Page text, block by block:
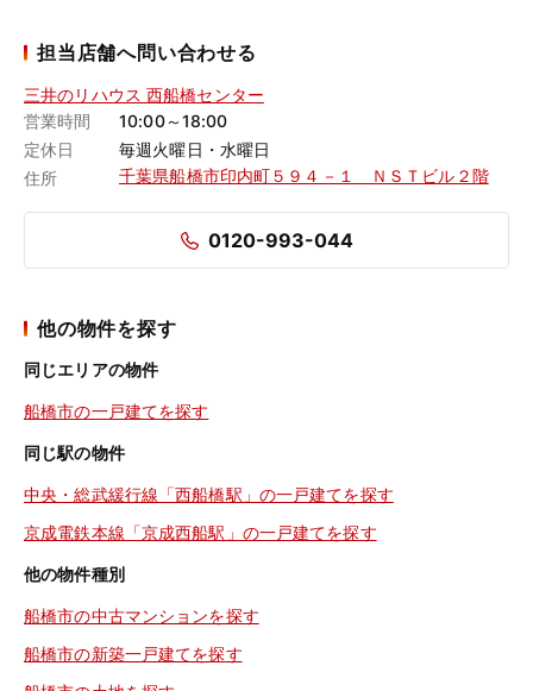
担当店舗へ問い合わせる
三井のリハウス 西船橋センター
営業時間
10:00～18:00
定休日
毎週火曜日・水曜日
住所
千葉県船橋市印内町５９４－１ ＮＳＴビル２階
0120-993-044
他の物件を探す
同じエリアの物件
船橋市の一戸建てを探す
同じ駅の物件
中央・総武緩行線「西船橋駅」の一戸建てを探す
京成電鉄本線「京成西船駅」の一戸建てを探す
他の物件種別
船橋市の中古マンションを探す
船橋市の新築一戸建てを探す